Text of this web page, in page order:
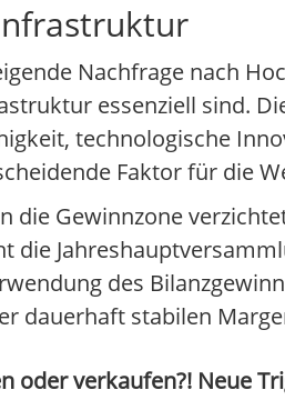
Nachfrage nach
essenziell sind.
technologische
Faktor für die
die Gewinnzone
die
des
dauerhaft stabilen
oder verkaufen?! Neue